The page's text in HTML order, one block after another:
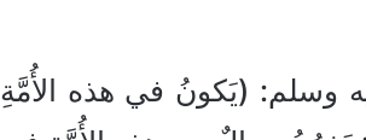
وسلم: (يَكونُ في هذه الأُمَّةِ